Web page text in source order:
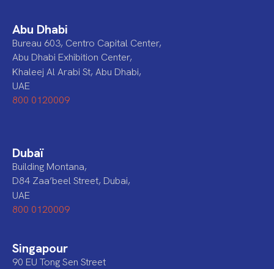
Abu Dhabi
Bureau 603, Centro Capital Center,
Abu Dhabi Exhibition Center,
Khaleej Al Arabi St, Abu Dhabi,
UAE
800 0120009
Dubaï
Building Montana,
D84 Zaa’beel Street, Dubai,
UAE
800 0120009
Singapour
90 EU Tong Sen Street